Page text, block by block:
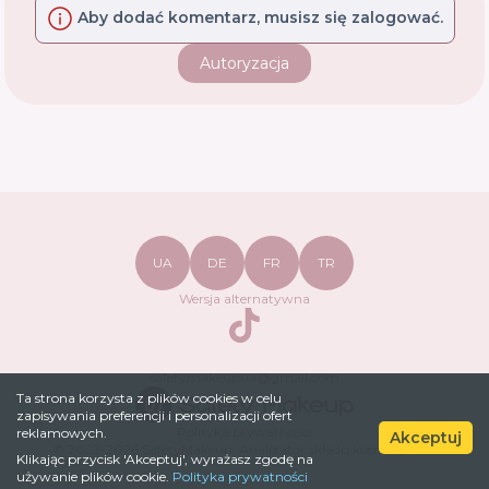
Ta strona korzysta z plików cookies w celu
zapisywania preferencji i personalizacji ofert
reklamowych.
Klikając przycisk 'Akceptuj', wyrażasz zgodę na
używanie plików cookie. Polityka prywatności
Akceptuj
Aby dodać komentarz, musisz się zalogować.
Autoryzacja
Analizator składu kosmetyków
UA DE FR TR
Wersja alternatywna
TikTok
safetymakeupua@gmail.com